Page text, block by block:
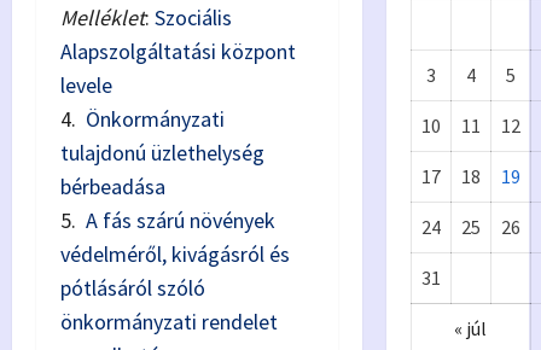
Melléklet: Szociális
Alapszolgáltatási központ
levele
4. Önkormányzati
tulajdonú üzlethelység
bérbeadása
5. A fás szárú növények
védelméről, kivágásról és
pótlásáról szóló
önkormányzati rendelet
3 4 5
10 11 12
17 18 19
24 25 26
31
« júl
Önkormányzat